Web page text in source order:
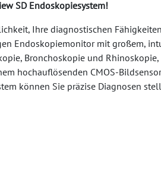
SD Endoskopiesystem!
Ihre diagnostischen
Endoskopiemonitor mit großem,
Bronchoskopie und
hochauflösenden CMOS-
können Sie präzise Diagnosen